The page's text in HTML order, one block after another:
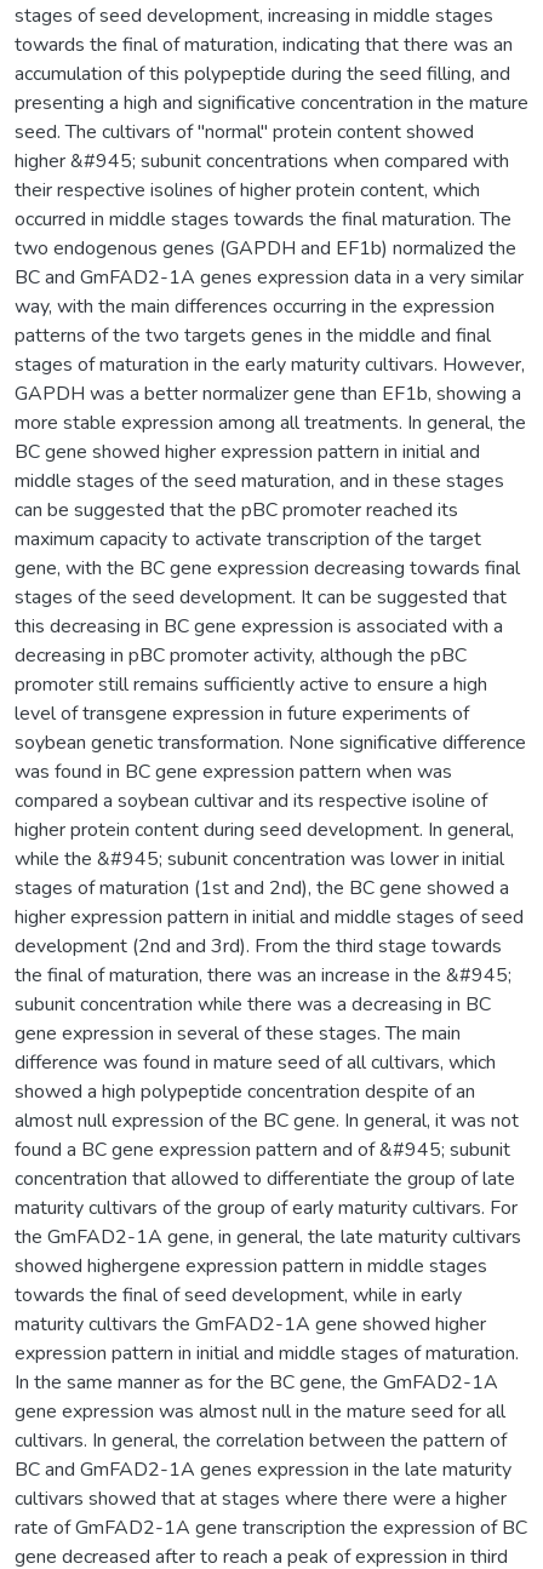
stages of seed development, increasing in middle stages
towards the final of maturation, indicating that there was an
accumulation of this polypeptide during the seed filling, and
presenting a high and significative concentration in the mature
seed. The cultivars of "normal" protein content showed
higher &#945; subunit concentrations when compared with
their respective isolines of higher protein content, which
occurred in middle stages towards the final maturation. The
two endogenous genes (GAPDH and EF1b) normalized the
BC and GmFAD2-1A genes expression data in a very similar
way, with the main differences occurring in the expression
patterns of the two targets genes in the middle and final
stages of maturation in the early maturity cultivars. However,
GAPDH was a better normalizer gene than EF1b, showing a
more stable expression among all treatments. In general, the
BC gene showed higher expression pattern in initial and
middle stages of the seed maturation, and in these stages
can be suggested that the pBC promoter reached its
maximum capacity to activate transcription of the target
gene, with the BC gene expression decreasing towards final
stages of the seed development. It can be suggested that
this decreasing in BC gene expression is associated with a
decreasing in pBC promoter activity, although the pBC
promoter still remains sufficiently active to ensure a high
level of transgene expression in future experiments of
soybean genetic transformation. None significative difference
was found in BC gene expression pattern when was
compared a soybean cultivar and its respective isoline of
higher protein content during seed development. In general,
while the &#945; subunit concentration was lower in initial
stages of maturation (1st and 2nd), the BC gene showed a
higher expression pattern in initial and middle stages of seed
development (2nd and 3rd). From the third stage towards
the final of maturation, there was an increase in the &#945;
subunit concentration while there was a decreasing in BC
gene expression in several of these stages. The main
difference was found in mature seed of all cultivars, which
showed a high polypeptide concentration despite of an
almost null expression of the BC gene. In general, it was not
found a BC gene expression pattern and of &#945; subunit
concentration that allowed to differentiate the group of late
maturity cultivars of the group of early maturity cultivars. For
the GmFAD2-1A gene, in general, the late maturity cultivars
showed highergene expression pattern in middle stages
towards the final of seed development, while in early
maturity cultivars the GmFAD2-1A gene showed higher
expression pattern in initial and middle stages of maturation.
In the same manner as for the BC gene, the GmFAD2-1A
gene expression was almost null in the mature seed for all
cultivars. In general, the correlation between the pattern of
BC and GmFAD2-1A genes expression in the late maturity
cultivars showed that at stages where there were a higher
rate of GmFAD2-1A gene transcription the expression of BC
gene decreased after to reach a peak of expression in third